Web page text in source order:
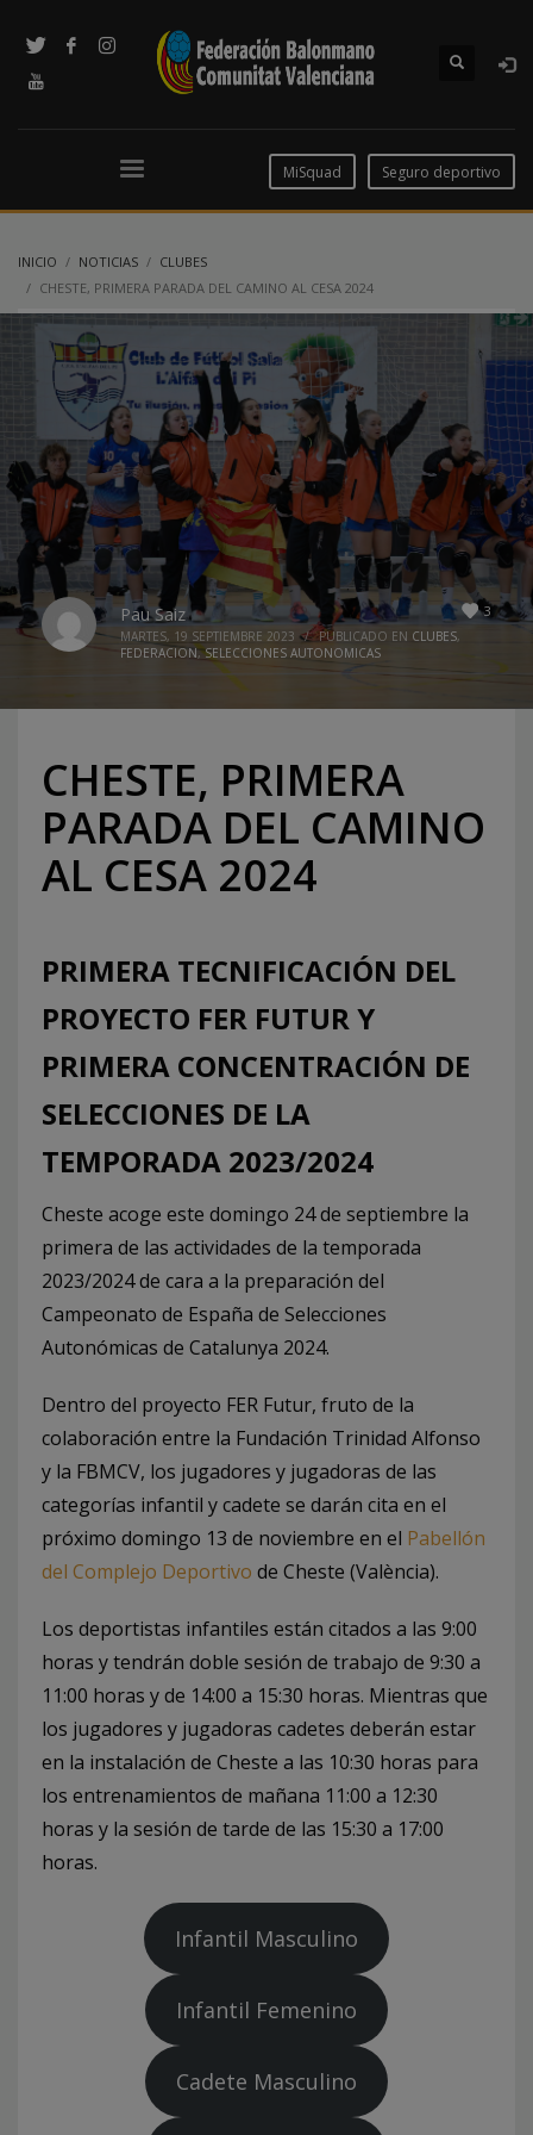
MiSquad Seguro deportivo
INICIO NOTICIAS
CLUBES
CHESTE, PRIMERA PARADA DEL CAMINO AL CESA 2024
3
Pau Saiz
MARTES, 19 SEPTIEMBRE 2023 / PUBLICADO EN CLUBES,
FEDERACION,SELECCIONES AUTONOMICAS
CHESTE, PRIMERA
PARADA DEL CAMINO
AL CESA 2024
PRIMERA TECNIFICACIÓN DEL
PROYECTO FER FUTUR Y
PRIMERA CONCENTRACIÓN DE
SELECCIONES DE LA
TEMPORADA 2023/2024
Cheste acoge este domingo 24 de septiembre la
primera de las actividades de la temporada
2023/2024 de cara a la preparación del
Campeonato de España de Selecciones
Autonómicas de Catalunya 2024.
Dentro del proyecto FER Futur, fruto de la
colaboración entre la Fundación Trinidad Alfonso
y la FBMCV, los jugadores y jugadoras de las
categorías infantil y cadete se darán cita en el
próximo domingo 13 de noviembre en el Pabellón
del Complejo Deportivo de Cheste (València).
Los deportistas infantiles están citados a las 9:00
horas y tendrán doble sesión de trabajo de 9:30 a
11:00 horas y de 14:00 a 15:30 horas. Mientras que
los jugadores y jugadoras cadetes deberán estar
en la instalación de Cheste a las 10:30 horas para
los entrenamientos de mañana 11:00 a 12:30
horas y la sesión de tarde de las 15:30 a 17:00
horas.
Infantil Masculino
Infantil Femenino
Cadete Masculino